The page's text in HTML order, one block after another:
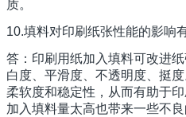
质。
10.填料对印刷纸张性能的影响
答：印刷用纸加入填料可改进
白度、平滑度、不透明度、挺
柔软度和稳定性，从而有助于
加入填料量太高也带来一些不